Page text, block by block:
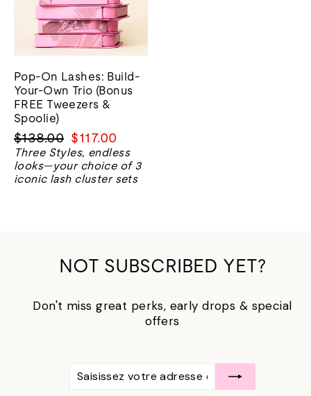
Pop-On Lashes: Build-
Your-Own Trio (Bonus
FREE Tweezers &
Spoolie)
Prix
normal
$138.00 Prix
de
vente
$117.00
Three Styles, endless
looks—your choice of 3
iconic lash cluster sets
NOT SUBSCRIBED YET?
Don't miss great perks, early drops & special
offers
SAISISSEZ
VOTRE
ADRESSE
S'ABONNER